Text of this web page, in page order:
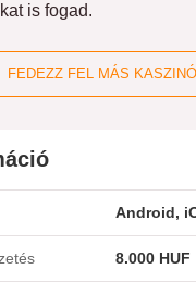
is fogad.
FEDEZZ FEL MÁS
Android,
8.000 HUF